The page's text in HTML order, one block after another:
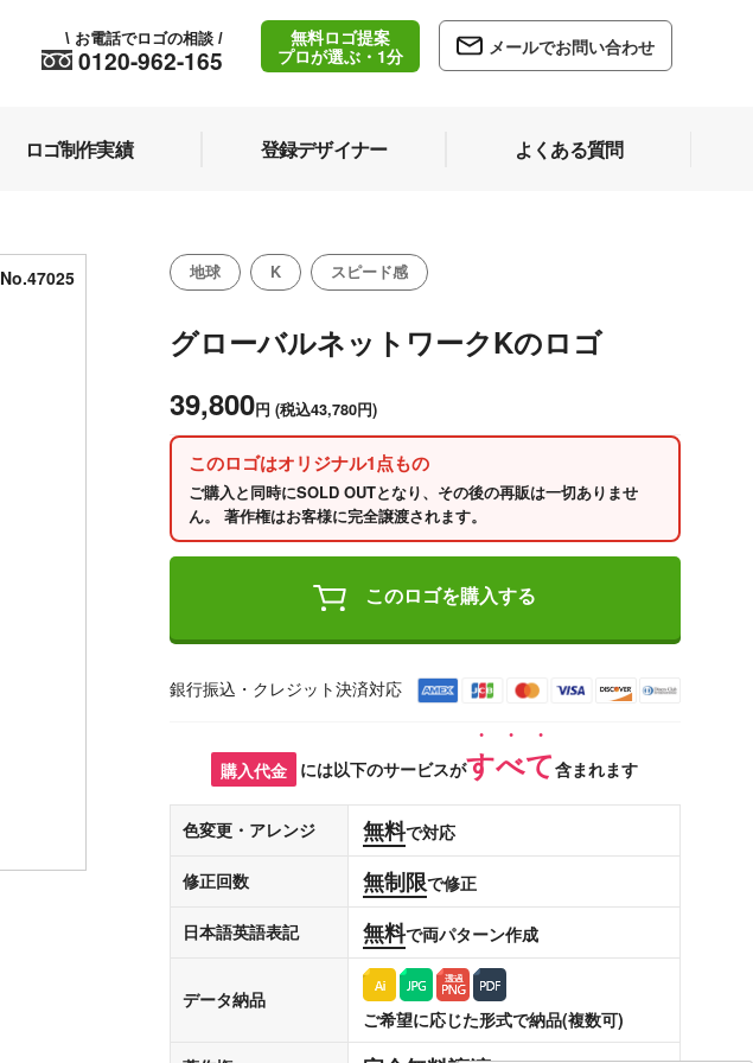
0120-962-165
\ お電話でロゴの相談 /
無料ロゴ提案
プロが選ぶ・1分
メールでお問い合わせ
ロゴ制作実績 登録デザイナー よくある質問
No.47025 地球 K スピード感
グローバルネットワークKのロゴ
39,800円 (税込43,780円)
このロゴはオリジナル1点もの
ご購入と同時にSOLD OUTとなり、その後の再販は一切ありませ
ん。 著作権はお客様に完全譲渡されます。
このロゴを購入する
銀行振込・クレジット決済対応
購入代金 には以下のサービスがすべて含まれます
色変更・アレンジ 無料で対応
修正回数 無制限で修正
日本語英語表記 無料で両パターン作成
データ納品
ご希望に応じた形式で納品(複数可)